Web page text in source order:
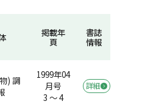
掲載年
頁
書誌
情報
) 調
1999年04
月号
3 ～ 4
詳細